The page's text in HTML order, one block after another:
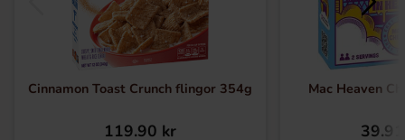
Cinnamon Toast Crunch flingor 354g
119.90 kr
Mac Heaven